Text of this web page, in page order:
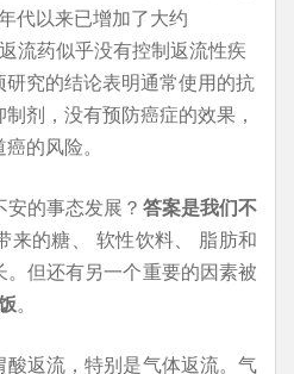
代以来已增加了大约
流药似乎没有控制返流性疾
究的结论表明通常使用的抗
剂，没有预防癌症的效果，
的风险。
的事态发展？ 答案是我们不
来的糖、 软性饮料、 脂肪和
但还有另一个重要的因素被
。
返流，特别是气体返流。气